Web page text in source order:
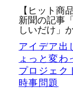
【ヒット
新聞の記事
しいだけ」
アイデア出
ょっと変わ
プロジェク
時事問題